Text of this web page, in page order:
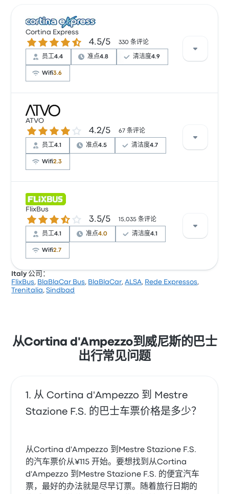
Cortina Express
4.5 / 5 星 4.5/5 330 条评论
员工4.4 准点4.8 清洁度4.9
Wifi3.6
根据 86 条评论，Cortina Express 提供的本行程被评为
4.5 颗星。旅客对 及时性 和 清洁度 特别满意，但也有旅
客抱怨 无线上网。 Cortina Express 在此路线提供的票
价为 ¥242 起
ATVO
4.2 / 5 星 4.2/5 67 条评论
员工4.1 准点4.5 清洁度4.7
Wifi2.3
根据 67 条评论，该公司在 Busbud 上被评为 4.2 颗星。
旅客对 温度 和 出发地点 特别满意，但对 无线上网 经常
有所抱怨。 ATVO 在此路线提供的票价为 ¥135 起
FlixBus
3.5 / 5 星 3.5/5 15,035 条评论
员工4.1 准点4.0 清洁度4.1
Wifi2.7
根据 15035 条评论，该公司在 Busbud 上被评为 3.5 颗
Italy 公司：
FlixBus, BlaBlaCar Bus, BlaBlaCar,ALSA, Rede Expressos,
Trenitalia,Sindbad
从Cortina d'Ampezzo到威尼斯的巴士
出行常见问题
从 Cortina d'Ampezzo 到 Mestre
Stazione F.S. 的巴士车票价格是多少？
从Cortina d'Ampezzo 到Mestre Stazione F.S.
的汽车票价从¥115 开始。要想找到从Cortina
d'Ampezzo 到Mestre Stazione F.S. 的便宜汽车
票，最好的办法就是尽早订票。随着旅行日期的